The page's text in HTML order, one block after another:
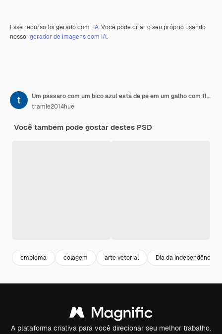
Esse recurso foi gerado com IA. Você pode criar o seu próprio usando
nosso gerador de imagens com IA.
Um pássaro com um bico azul está de pé em um galho com flores
tramle2014hue
Você também pode gostar destes PSD
emblema colagem arte vetorial Dia da Independência
A plataforma criativa para você direcionar seu melhor trabalho.